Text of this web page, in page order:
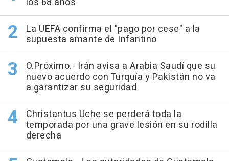
La UEFA confirma el "pago por cese" a la
supuesta amante de Infantino
O.Próximo.- Irán avisa a Arabia Saudí que su
nuevo acuerdo con Turquía y Pakistán no va
a garantizar su seguridad
Christantus Uche se perderá toda la
temporada por una grave lesión en su rodilla
derecha